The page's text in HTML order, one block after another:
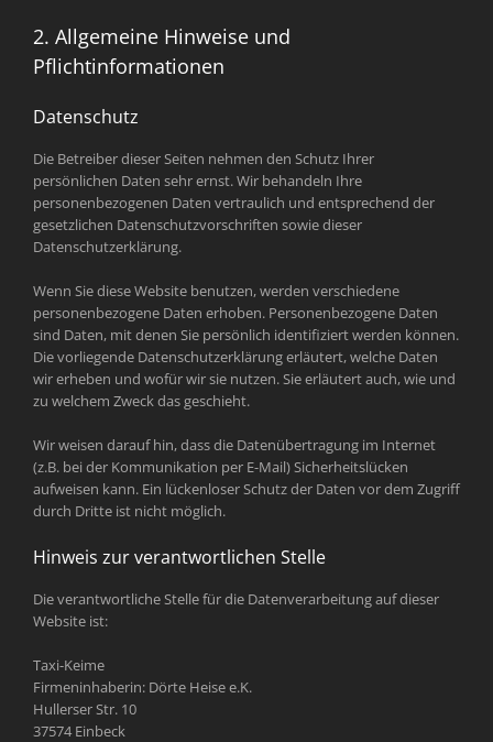
2. Allgemeine Hinweise und
Pflichtinformationen
Datenschutz
Die Betreiber dieser Seiten nehmen den Schutz Ihrer
persönlichen Daten sehr ernst. Wir behandeln Ihre
personenbezogenen Daten vertraulich und entsprechend der
gesetzlichen Datenschutzvorschriften sowie dieser
Datenschutzerklärung.
Wenn Sie diese Website benutzen, werden verschiedene
personenbezogene Daten erhoben. Personenbezogene Daten
sind Daten, mit denen Sie persönlich identifiziert werden können.
Die vorliegende Datenschutzerklärung erläutert, welche Daten
wir erheben und wofür wir sie nutzen. Sie erläutert auch, wie und
zu welchem Zweck das geschieht.
Wir weisen darauf hin, dass die Datenübertragung im Internet
(z.B. bei der Kommunikation per E-Mail) Sicherheitslücken
aufweisen kann. Ein lückenloser Schutz der Daten vor dem Zugriff
durch Dritte ist nicht möglich.
Hinweis zur verantwortlichen Stelle
Die verantwortliche Stelle für die Datenverarbeitung auf dieser
Website ist:
Taxi-Keime
Firmeninhaberin: Dörte Heise e.K.
Hullerser Str. 10
37574 Einbeck